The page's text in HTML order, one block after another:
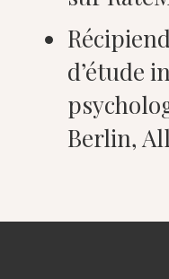
d’étude
Berlin,